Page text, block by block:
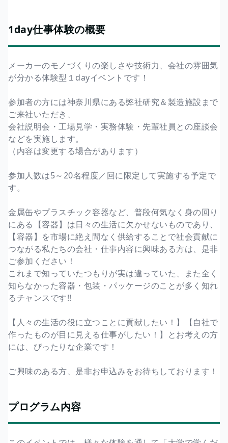
1day仕事体験の概要
メーカーのモノづくりの楽しさや技術力、会社の雰囲気
が分かる体験型１dayイベントです！
参加者の方には神奈川県にある弊社研究＆製造施設まで
ご来社いただき、
会社説明会・工場見学・実務体験・先輩社員との座談会
などを実施します。
（内容は変更する場合があります）
参加人数は5～20名程度／回に限定して実施する予定で
す。
金属缶やプラスチック容器など、普段何気なく身の回り
にある【容器】は日々の生活に欠かせないものであり、
【容器】を市場に絶え間なく供給することで社会貢献に
つながる私たちの会社・仕事内容に興味ある方は、是非
ご参加ください！
これまで知っていたつもりが実は違っていた、また全く
知らなかった容器・包装・パッケージのことが多く知れ
るチャンスです!!
【人々の生活の役に立つことに貢献したい！】【自社で
作ったものが目に見える仕事がしたい！】とお考えの方
には、ぴったりな企業です！
ご興味のある方、是非お申込みをお待ちしております！
プログラム内容